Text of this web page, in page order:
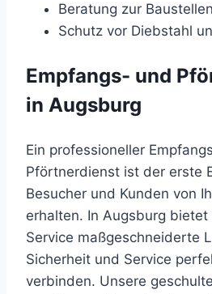
Beratung zur
Schutz vor Diebstahl
Empfangs- und
in Augsburg
Ein professioneller
Pförtnerdienst ist der erste
Besucher und Kunden von
erhalten. In Augsburg
Service maßgeschneiderte
Sicherheit und Service
verbinden. Unsere